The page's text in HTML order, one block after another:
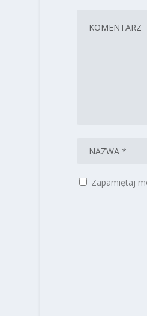
Zapamiętaj